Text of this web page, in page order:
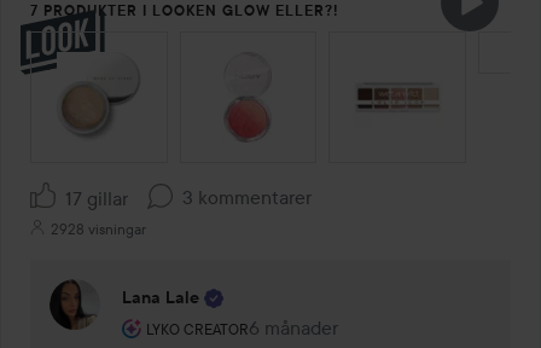
7 PRODUKTER I LOOKEN GLOW ELLER?!
HOPPA ÖVER SEKTIONEN
17 gillar 3 kommentarer
2928 visningar
Lana Lale
LYKO CREATOR
Användarens roll: Lyko Creator.
6 månader
Kommentaren lades 6 månader